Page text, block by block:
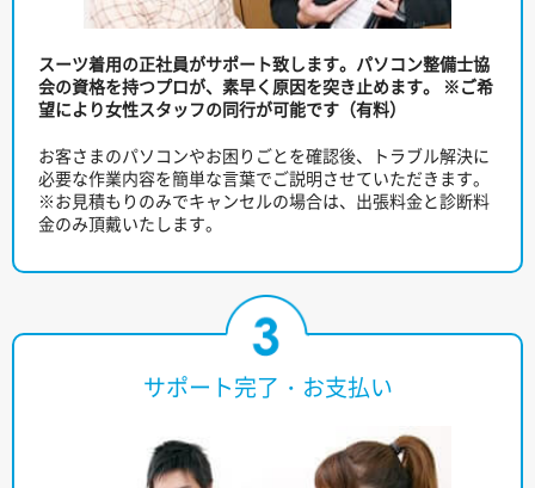
スーツ着用の正社員がサポート致します。パソコン整備士協
会の資格を持つプロが、素早く原因を突き止めます。 ※ご希
望により女性スタッフの同行が可能です（有料）
お客さまのパソコンやお困りごとを確認後、トラブル解決に
必要な作業内容を簡単な言葉でご説明させていただきます。
※お見積もりのみでキャンセルの場合は、出張料金と診断料
金のみ頂戴いたします。
サポート完了・お支払い